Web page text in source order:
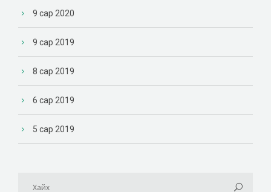
9 сар 2020
9 сар 2019
8 сар 2019
6 сар 2019
5 сар 2019